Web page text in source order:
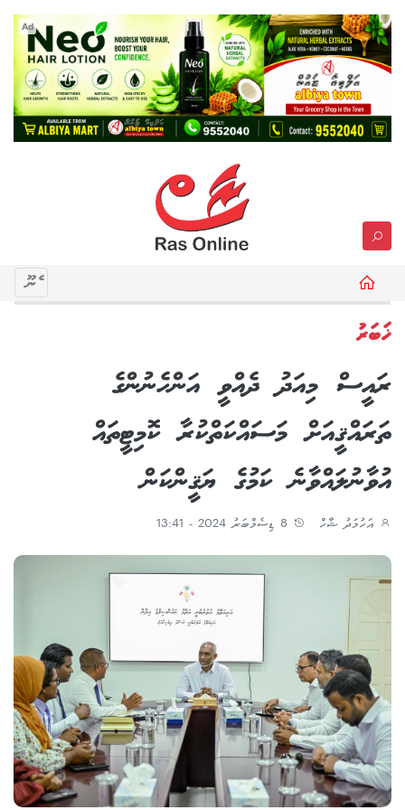
Ad
މެނޫ
ޚަބަރު
ރައީސް މިއަދު ދެއްވީ އަންހެނުންގެ
ތަރައްޤީއަށް މަސައްކަތްކުރާ ކޮމިޓީތައް
އުވާނުލައްވާނެ ކަމުގެ ޔަޤީންކަން
އަހުމަދު ޝާހް